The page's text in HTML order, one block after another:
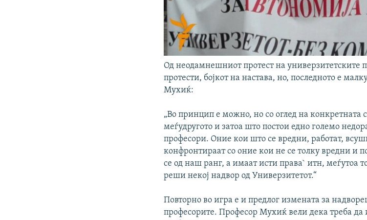
Од неодамнешниот протест на универзитетските
протести, бојкот на настава, но, последното е
Мухиќ:
„Во принцип е можно, но со оглед на конкретната
меѓудругото и затоа што постои едно големо
професори. Оние кои што се вредни, работат,
конфронтираат со оние кои не се толку вредни и
се од наш ранг, а имаат исти права` итн, меѓутоа
реши некој надвор од Универзитетот.“
Повторно во игра е и предлог измената за
професорите. Професор Мухиќ вели дека треба